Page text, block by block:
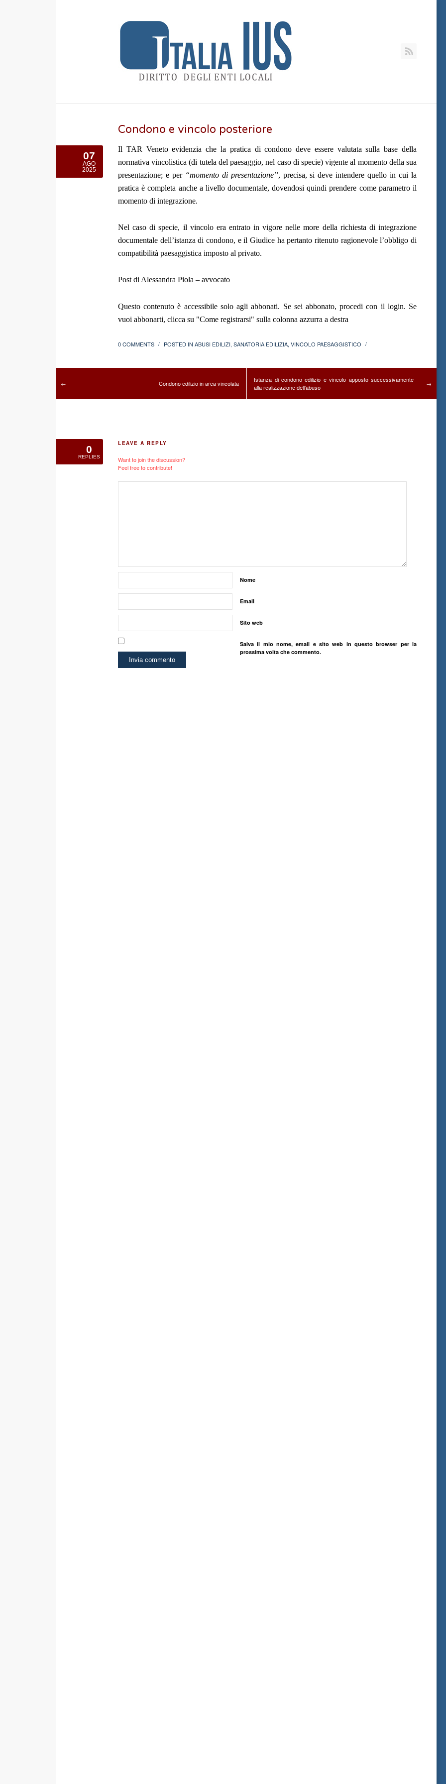
Condono e vincolo posteriore
07
AGO
2025
Il TAR Veneto evidenzia che la pratica di condono deve essere valutata sulla base della
normativa vincolistica (di tutela del paesaggio, nel caso di specie) vigente al momento della sua
presentazione; e per “momento di presentazione”, precisa, si deve intendere quello in cui la
pratica è completa anche a livello documentale, dovendosi quindi prendere come parametro il
momento di integrazione.
Nel caso di specie, il vincolo era entrato in vigore nelle more della richiesta di integrazione
documentale dell’istanza di condono, e il Giudice ha pertanto ritenuto ragionevole l’obbligo di
compatibilità paesaggistica imposto al privato.
Post di Alessandra Piola – avvocato
Questo contenuto è accessibile solo agli abbonati. Se sei abbonato, procedi con il login. Se
vuoi abbonarti, clicca su "Come registrarsi" sulla colonna azzurra a destra
0 COMMENTS / POSTED IN ABUSI EDILIZI, SANATORIA EDILIZIA, VINCOLO PAESAGGISTICO /
← Condono edilizio in area vincolata
Istanza di condono edilizio e vincolo apposto successivamente
alla realizzazione dell’abuso
→
0
REPLIES
LEAVE A REPLY
Want to join the discussion?
Feel free to contribute!
Nome
Email
Sito web
Salva il mio nome, email e sito web in questo browser per la
prossima volta che commento.